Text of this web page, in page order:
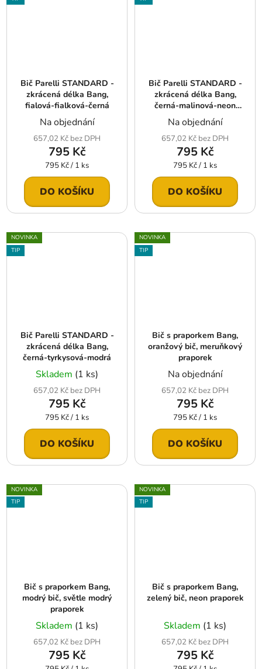
Bič Parelli STANDARD -
zkrácená délka Bang,
fialová-fialková-černá
Na objednání
657,02 Kč bez DPH
795 Kč
Měrná
cena:
795 Kč / 1 ks
DO KOŠÍKU
Bič Parelli STANDARD -
zkrácená délka Bang,
černá-malinová-neon
růžová
Na objednání
657,02 Kč bez DPH
795 Kč
Měrná
cena:
795 Kč / 1 ks
DO KOŠÍKU
NOVINKA
TIP
Bič Parelli STANDARD -
zkrácená délka Bang,
černá-tyrkysová-modrá
Skladem (1 ks)
657,02 Kč bez DPH
795 Kč
Měrná
cena:
795 Kč / 1 ks
DO KOŠÍKU
NOVINKA
TIP
Bič s praporkem Bang,
oranžový bič, meruňkový
praporek
Na objednání
657,02 Kč bez DPH
795 Kč
Měrná
cena:
795 Kč / 1 ks
DO KOŠÍKU
NOVINKA
TIP
Bič s praporkem Bang,
modrý bič, světle modrý
praporek
Skladem (1 ks)
657,02 Kč bez DPH
795 Kč
NOVINKA
TIP
Bič s praporkem Bang,
zelený bič, neon praporek
Skladem (1 ks)
657,02 Kč bez DPH
795 Kč